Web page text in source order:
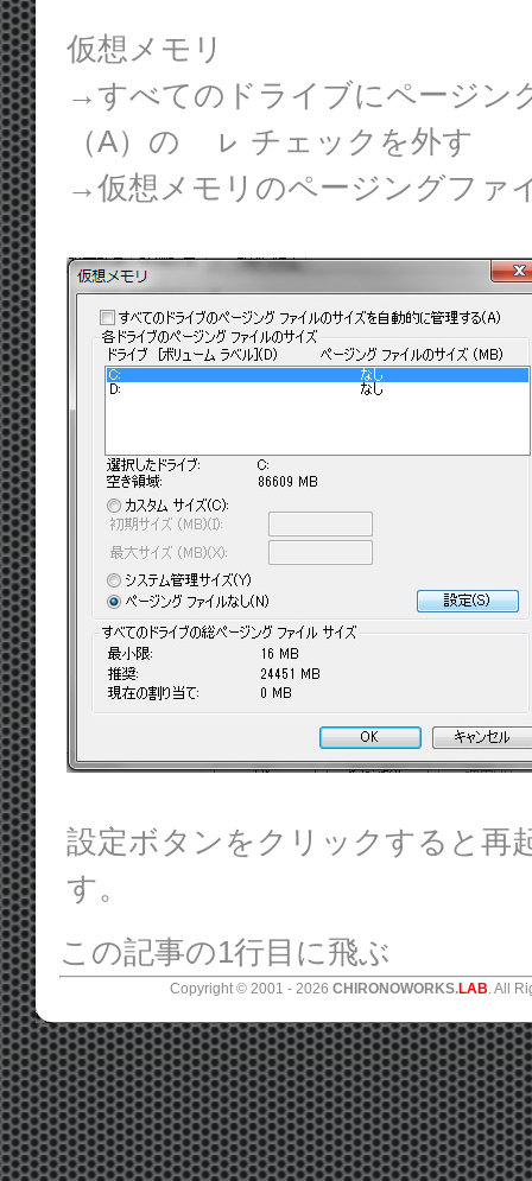
仮想メモリ
→すべてのドライブにページン
（A）の ㇾ チェックを外す
→仮想メモリのページングフ
設定ボタンをクリックすると再
す。
この記事の1行目に飛ぶ
Copyright © 2001 - 2026 CHIRONOWORKS.LAB. All